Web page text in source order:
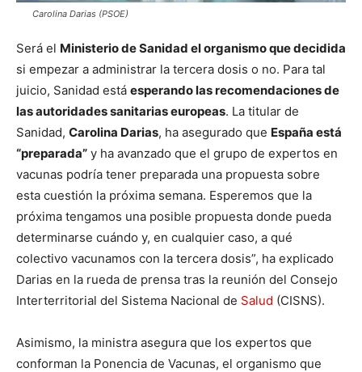
Carolina Darias (PSOE)
Será el Ministerio de Sanidad el organismo que decidida
si empezar a administrar la tercera dosis o no. Para tal
juicio, Sanidad está esperando las recomendaciones de
las autoridades sanitarias europeas. La titular de
Sanidad, Carolina Darias, ha asegurado que España está
“preparada” y ha avanzado que el grupo de expertos en
vacunas podría tener preparada una propuesta sobre
esta cuestión la próxima semana. Esperemos que la
próxima tengamos una posible propuesta donde pueda
determinarse cuándo y, en cualquier caso, a qué
colectivo vacunamos con la tercera dosis”, ha explicado
Darias en la rueda de prensa tras la reunión del Consejo
Interterritorial del Sistema Nacional de Salud (CISNS).
Asimismo, la ministra asegura que los expertos que
conforman la Ponencia de Vacunas, el organismo que